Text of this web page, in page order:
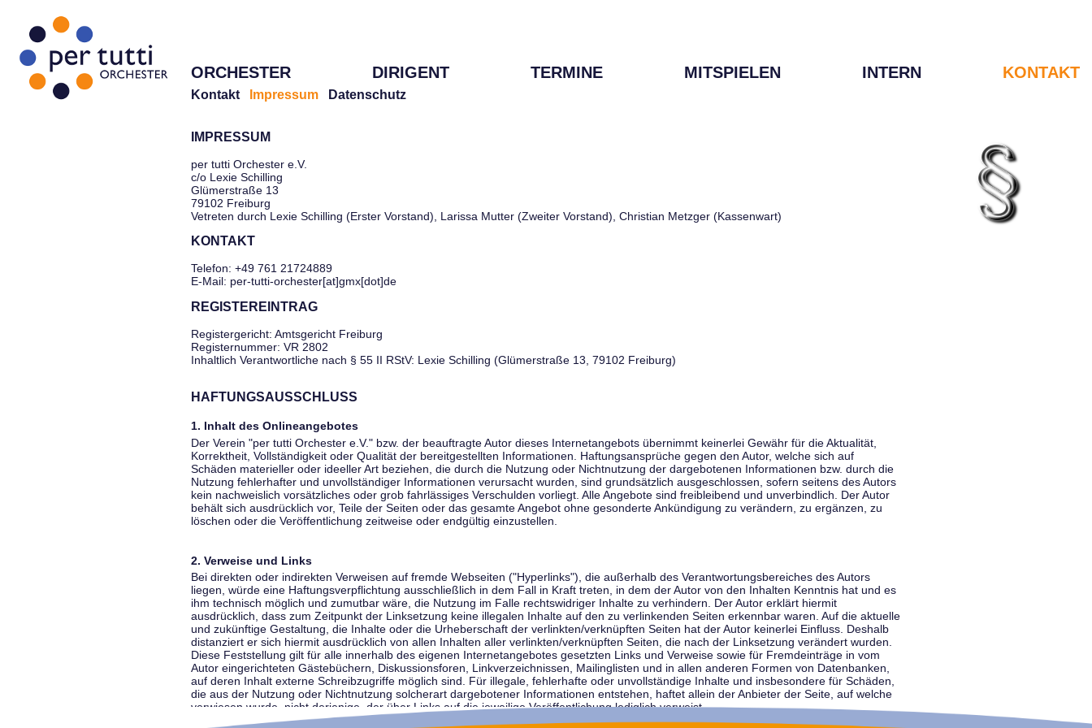
ORCHESTER DIRIGENT TERMINE MITSPIELEN INTERN KONTAKT
Kontakt Impressum Datenschutz
IMPRESSUM
per tutti Orchester e.V.
c/o Lexie Schilling
Glümerstraße 13
79102 Freiburg
Vetreten durch Lexie Schilling (Erster Vorstand), Larissa Mutter (Zweiter Vorstand), Christian Metzger (Kassenwart)
KONTAKT
Telefon: +49 761 21724889
E-Mail: per-tutti-orchester[at]gmx[dot]de
REGISTEREINTRAG
Registergericht: Amtsgericht Freiburg
Registernummer: VR 2802
Inhaltlich Verantwortliche nach § 55 II RStV: Lexie Schilling (Glümerstraße 13, 79102 Freiburg)
HAFTUNGSAUSSCHLUSS
1. Inhalt des Onlineangebotes
Der Verein "per tutti Orchester e.V." bzw. der beauftragte Autor dieses Internetangebots übernimmt keinerlei Gewähr für die Aktualität,
Korrektheit, Vollständigkeit oder Qualität der bereitgestellten Informationen. Haftungsansprüche gegen den Autor, welche sich auf
Schäden materieller oder ideeller Art beziehen, die durch die Nutzung oder Nichtnutzung der dargebotenen Informationen bzw. durch die
Nutzung fehlerhafter und unvollständiger Informationen verursacht wurden, sind grundsätzlich ausgeschlossen, sofern seitens des Autors
kein nachweislich vorsätzliches oder grob fahrlässiges Verschulden vorliegt. Alle Angebote sind freibleibend und unverbindlich. Der Autor
behält sich ausdrücklich vor, Teile der Seiten oder das gesamte Angebot ohne gesonderte Ankündigung zu verändern, zu ergänzen, zu
löschen oder die Veröffentlichung zeitweise oder endgültig einzustellen.
2. Verweise und Links
Bei direkten oder indirekten Verweisen auf fremde Webseiten ("Hyperlinks"), die außerhalb des Verantwortungsbereiches des Autors
liegen, würde eine Haftungsverpflichtung ausschließlich in dem Fall in Kraft treten, in dem der Autor von den Inhalten Kenntnis hat und es
ihm technisch möglich und zumutbar wäre, die Nutzung im Falle rechtswidriger Inhalte zu verhindern. Der Autor erklärt hiermit
ausdrücklich, dass zum Zeitpunkt der Linksetzung keine illegalen Inhalte auf den zu verlinkenden Seiten erkennbar waren. Auf die aktuelle
und zukünftige Gestaltung, die Inhalte oder die Urheberschaft der verlinkten/verknüpften Seiten hat der Autor keinerlei Einfluss. Deshalb
distanziert er sich hiermit ausdrücklich von allen Inhalten aller verlinkten/verknüpften Seiten, die nach der Linksetzung verändert wurden.
Diese Feststellung gilt für alle innerhalb des eigenen Internetangebotes gesetzten Links und Verweise sowie für Fremdeinträge in vom
Autor eingerichteten Gästebüchern, Diskussionsforen, Linkverzeichnissen, Mailinglisten und in allen anderen Formen von Datenbanken,
auf deren Inhalt externe Schreibzugriffe möglich sind. Für illegale, fehlerhafte oder unvollständige Inhalte und insbesondere für Schäden,
die aus der Nutzung oder Nichtnutzung solcherart dargebotener Informationen entstehen, haftet allein der Anbieter der Seite, auf welche
verwiesen wurde, nicht derjenige, der über Links auf die jeweilige Veröffentlichung lediglich verweist.